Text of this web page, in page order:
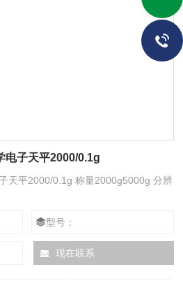
电子天平2000/0.1g
天平2000/0.1g 称量2000g5000g 分辨
型号：
现在联系